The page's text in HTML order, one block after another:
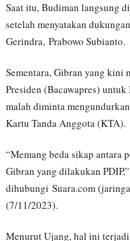
Saat itu, Budiman langsung
setelah menyatakan
Gerindra, Prabowo Subianto.
Sementara, Gibran yang kini
Presiden (Bacawapres)
malah diminta
Kartu Tanda Anggota (KTA).
“Memang beda sikap antara
Gibran yang dilakukan
dihubungi Suara.com
(7/11/2023).
Menurut Ujang, hal ini